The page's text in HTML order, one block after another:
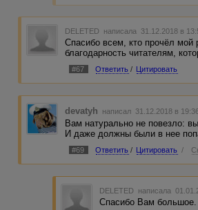
DELETED написала 31.12.2018 в
Спасибо всем, кто прочёл мой
благодарность читателям,
#67 Ответить / Цитировать
devatyh написал 31.12.2018 в
Вам натурально не повезло:
И даже должны были в нее
#69 Ответить / Цитировать /
DELETED написала
Спасибо Вам большое.